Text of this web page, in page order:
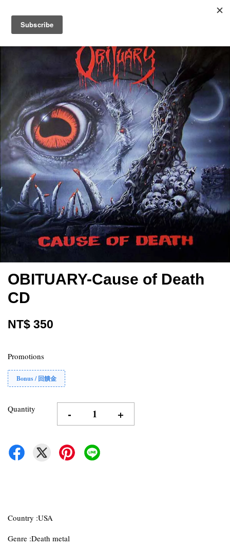
OBITUARY-Cause of Death
CD
NT$ 350
Promotions
Bonus / 回饋金
Quantity - +
Country :USA
Genre :Death metal